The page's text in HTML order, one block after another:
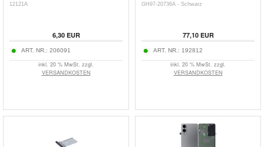
12121A
6,30EUR
ART. NR.: 206091
inkl. 20 % MwSt. zzgl.
VERSANDKOSTEN
GH97-20736A - Schwarz
77,10EUR
ART. NR.: 192812
inkl. 20 % MwSt. zzgl.
VERSANDKOSTEN